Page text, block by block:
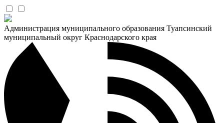
Администрация муниципального образования Туапсинский
муниципальный округ Краснодарского края